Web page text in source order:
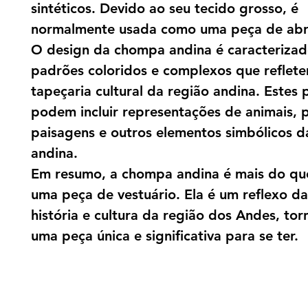
sintéticos. Devido ao seu tecido grosso, é
normalmente usada como uma peça de
O design da chompa andina é
padrões coloridos e complexos que
tapeçaria cultural da região andina. Estes
podem incluir representações de animais,
paisagens e outros elementos simbólicos
andina.
Em resumo, a chompa andina é mais do
uma peça de vestuário. Ela é um reflexo
história e cultura da região dos Andes,
uma peça única e significativa para se ter.